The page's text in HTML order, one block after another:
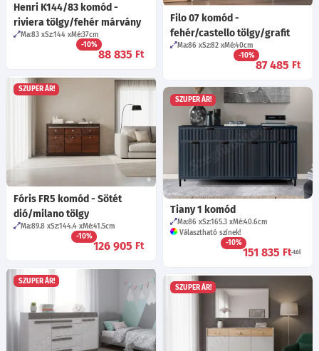
Henri K144/83 komód -
riviera tölgy/fehér márvány
Ma:83 Sz:144 Mé:37cm
-10%
88 835 Ft
Filo 07 komód -
fehér/castello tölgy/grafit
Ma:86 Sz:82 Mé:40cm
-10%
87 485 Ft
SZUPER ÁR!
Fóris FR5 komód - Sötét
dió/milano tölgy
Ma:89.8 Sz:144.4 Mé:41.5cm
-10%
126 905 Ft
SZUPER ÁR!
Tiany 1 komód
Ma:86 Sz:165.3 Mé:40.6cm
Választható színek!
-10%
151 835 Ft-tól
SZUPER ÁR!
SZUPER ÁR!